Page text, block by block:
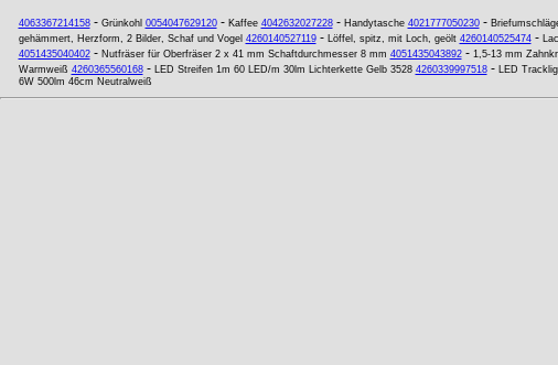
4063367214158- Grünkohl 0054047629120- Kaffee 4042632027228- Handytasche 4021777050230-
gehämmert, Herzform, 2 Bilder, Schaf und Vogel 4260140527119- Löffel, spitz, mit Loch, geölt 4260140525474-
4051435040402- Nutfräser für Oberfräser 2 x 41 mm Schaftdurchmesser 8 mm 4051435043892- 1,5-13 mm
Warmweiß 4260365560168- LED Streifen 1m 60 LED/m 30lm Lichterkette Gelb 3528 4260339997518- LED
6W 500lm 46cm Neutralweiß